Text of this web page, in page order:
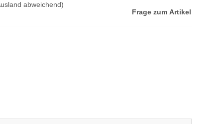
abweichend)
Frage zum Artikel